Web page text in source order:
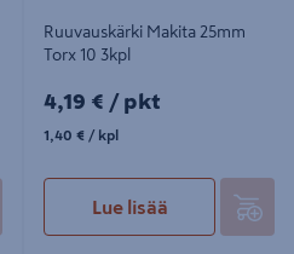
Ruuvauskärki Makita 25mm
Torx 10 3kpl
4,19€/pkt
4,19 € / pkt
1,40€/kpl
1,40 € / kpl
Lue lisää